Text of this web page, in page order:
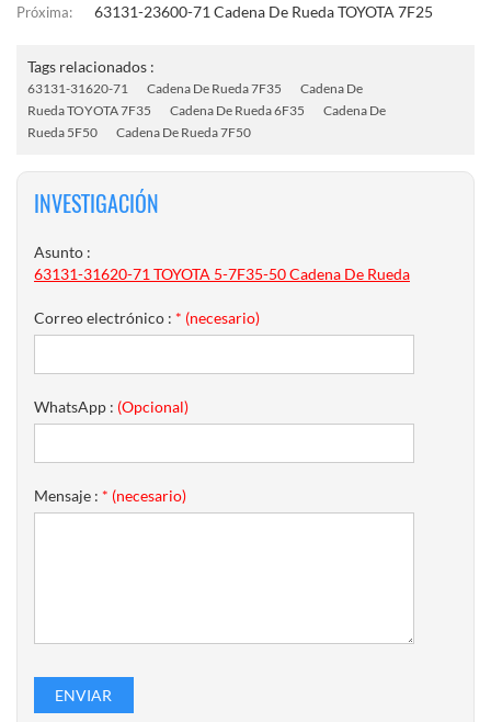
Próxima: 63131-23600-71 Cadena De Rueda TOYOTA 7F25
Tags relacionados :
63131-31620-71 Cadena De Rueda 7F35
Cadena De
Rueda TOYOTA 7F35
Cadena De Rueda 6F35
Cadena De
Rueda 5F50
Cadena De Rueda 7F50
INVESTIGACIÓN
Asunto :
63131-31620-71 TOYOTA 5-7F35-50 Cadena De Rueda
Correo electrónico : * (necesario)
WhatsApp : (Opcional)
Mensaje : * (necesario)